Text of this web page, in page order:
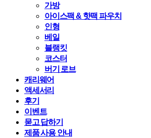
가방
아이스팩 & 핫팩 파우치
인형
베일
블랭킷
코스터
버기 로브
캐리웨어
액세서리
후기
이벤트
묻고 답하기
제품 사용 안내